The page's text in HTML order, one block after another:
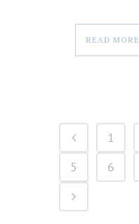
READ MORE
1
5
6